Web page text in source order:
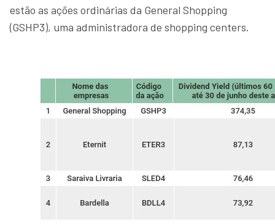
estão as ações ordinárias da General Shopping
(GSHP3), uma administradora de shopping centers.